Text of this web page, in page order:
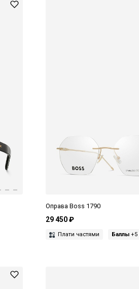
Оправа Boss 1790
29 450 ₽
Плати частями Баллы +5